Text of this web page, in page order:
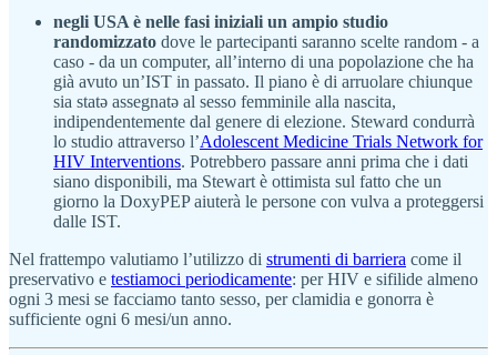
negli USA è nelle fasi iniziali un ampio studio
randomizzato dove le partecipanti saranno scelte random - a
caso - da un computer, all’interno di una popolazione che ha
già avuto un’IST in passato. Il piano è di arruolare chiunque
sia statə assegnatə al sesso femminile alla nascita,
indipendentemente dal genere di elezione. Steward condurrà
lo studio attraverso l’Adolescent Medicine Trials Network for
HIV Interventions. Potrebbero passare anni prima che i dati
siano disponibili, ma Stewart è ottimista sul fatto che un
giorno la DoxyPEP aiuterà le persone con vulva a proteggersi
dalle IST.
Nel frattempo valutiamo l’utilizzo di strumenti di barriera come il
preservativo e testiamoci periodicamente: per HIV e sifilide almeno
ogni 3 mesi se facciamo tanto sesso, per clamidia e gonorra è
sufficiente ogni 6 mesi/un anno.